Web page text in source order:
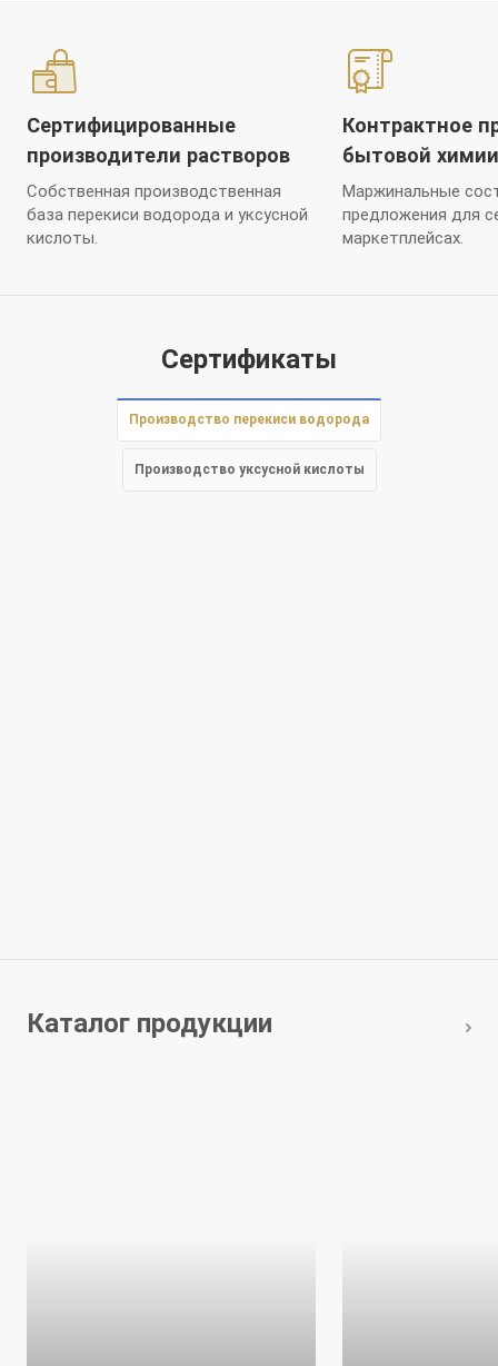
Сертифицированные
производители растворов
Собственная производственная
база перекиси водорода и уксусной
кислоты.
Контрактное
бытовой химии
Маржинальные
предложения для
маркетплейсах.
Сертификаты
Производство перекиси водорода
Производство уксусной кислоты
Каталог продукции